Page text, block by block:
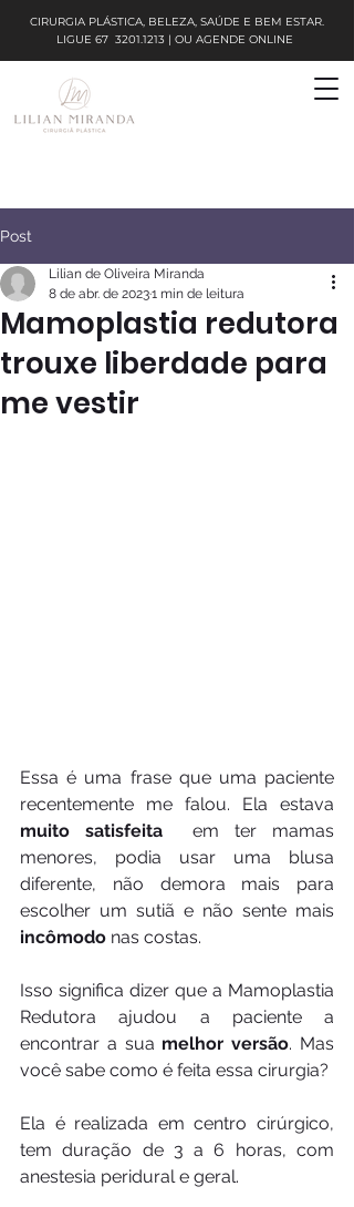
CIRURGIA PLÁSTICA, BELEZA, SAÚDE E BEM ESTAR.
LIGUE 67 3201.1213 | OU AGENDE ONLINE
Post
Mamoplastia redutora
trouxe liberdade para
me vestir
Lilian de Oliveira Miranda
8 de abr. de 20231 min de leitura
Essa é uma frase que uma paciente
muito satisfeita
em ter mamas
menores, podia usar uma blusa
diferente, não demora mais para
incômodo nas costas.
Isso significa dizer que a Mamoplastia
Redutora ajudou a paciente a
encontrar a sua melhor versão. Mas
você sabe como é feita essa cirurgia?
Ela é realizada em centro cirúrgico,
tem duração de 3 a 6 horas, com
anestesia peridural e geral.